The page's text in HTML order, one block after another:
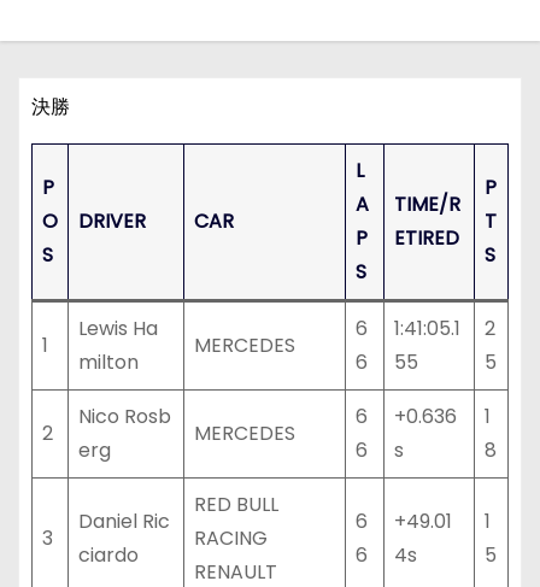
決勝
P
O
S
DRIVER CAR
L
A
P
S
TIME/R
ETIRED
P
T
S
1
Lewis Ha
milton
MERCEDES
6
6
1:41:05.1
55
2
5
2
Nico Rosb
erg
MERCEDES
6
6
+0.636
s
1
8
3
Daniel Ric
ciardo
RED BULL
RACING
RENAULT
6
6
+49.01
4s
1
5